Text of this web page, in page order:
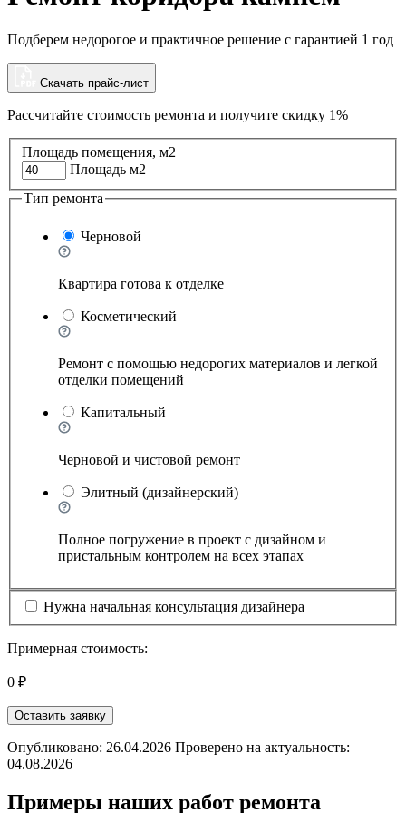
Подберем недорогое и практичное решение с гарантией 1 год
Скачать прайс-лист
Рассчитайте стоимость ремонта и получите скидку 1%
Площадь помещения, м2
Площадь м2
Тип ремонта
Черновой
Квартира готова к отделке
Косметический
Ремонт с помощью недорогих материалов и легкой
отделки помещений
Капитальный
Черновой и чистовой ремонт
Элитный (дизайнерский)
Полное погружение в проект с дизайном и
пристальным контролем на всех этапах
Нужна начальная консультация дизайнера
Примерная стоимость:
0 ₽
Оставить заявку
Опубликовано: 26.04.2026 Проверено на актуальность:
04.08.2026
Примеры наших работ ремонта